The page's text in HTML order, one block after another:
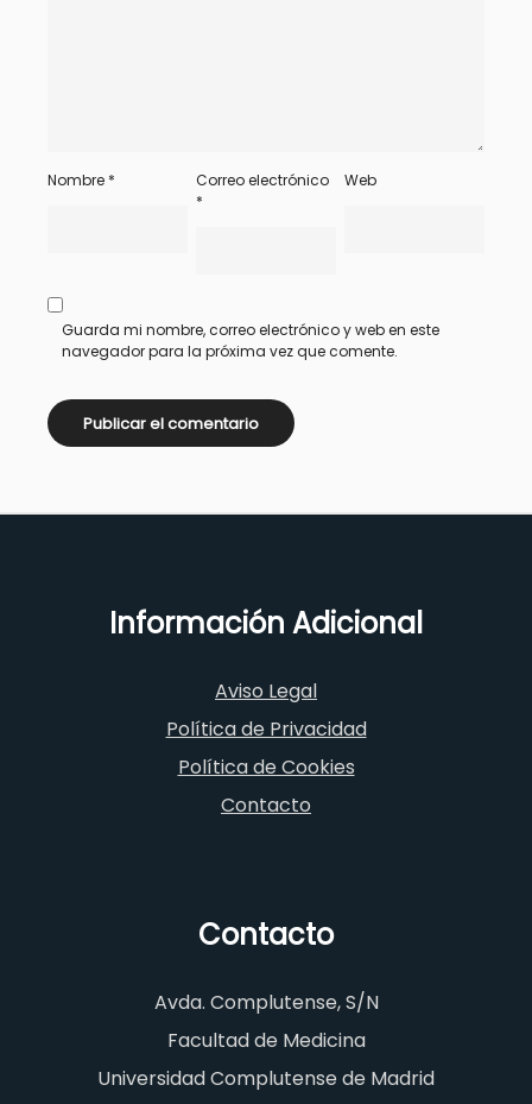
Nombre *
Correo electrónico
*
Web
Guarda mi nombre, correo electrónico y web en este
navegador para la próxima vez que comente.
Información Adicional
Aviso Legal
Política de Privacidad
Política de Cookies
Contacto
Contacto
Avda. Complutense, S/N
Facultad de Medicina
Universidad Complutense de Madrid